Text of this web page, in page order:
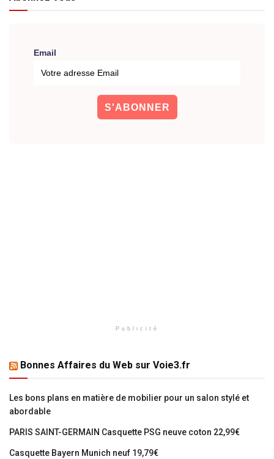
Email
Publicité
Bonnes Affaires du Web sur Voie3.fr
Les bons plans en matière de mobilier pour un salon stylé et
abordable
PARIS SAINT-GERMAIN Casquette PSG neuve coton 22,99€
Casquette Bayern Munich neuf 19,79€